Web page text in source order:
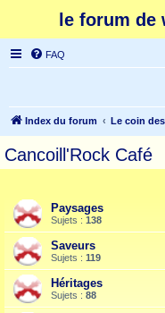
le forum
FAQ
Index du forum Le coin
Cancoill'Rock Café
Paysages
Sujets : 138
Saveurs
Sujets : 119
Héritages
Sujets : 88